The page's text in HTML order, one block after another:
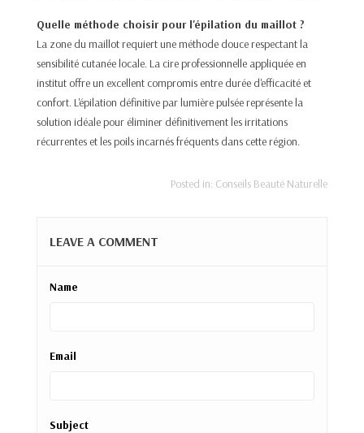
Quelle méthode choisir pour l'épilation du maillot ?
La zone du maillot requiert une méthode douce respectant la
sensibilité cutanée locale. La cire professionnelle appliquée en
institut offre un excellent compromis entre durée d'efficacité et
confort. L'épilation définitive par lumière pulsée représente la
solution idéale pour éliminer définitivement les irritations
récurrentes et les poils incarnés fréquents dans cette région.​
Posted in: Conseils Beauté Naturelle
LEAVE A COMMENT
Name
Email
Subject